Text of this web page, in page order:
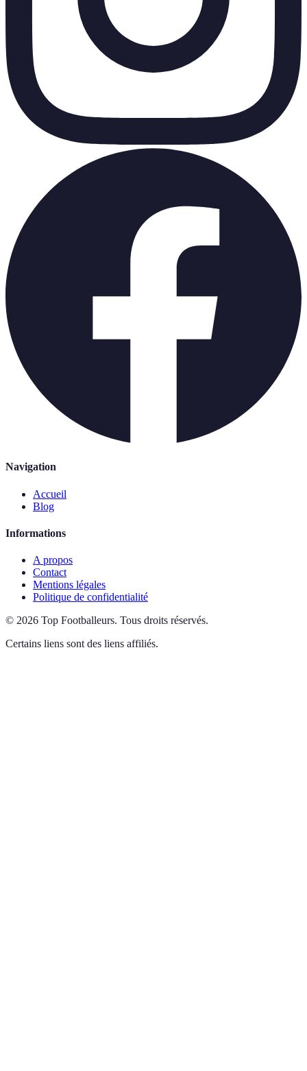
Navigation
Accueil
Blog
Informations
A propos
Contact
Mentions légales
Politique de confidentialité
© 2026 Top Footballeurs. Tous droits réservés.
Certains liens sont des liens affiliés.